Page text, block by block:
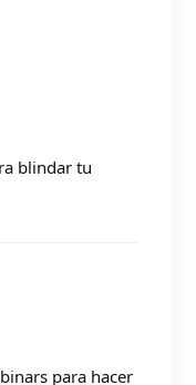
blindar tu
para hacer